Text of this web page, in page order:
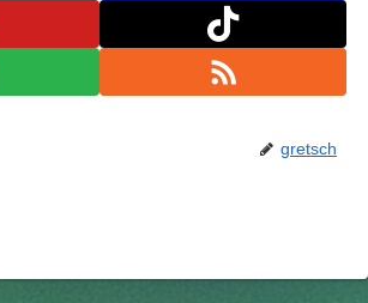
gretsch